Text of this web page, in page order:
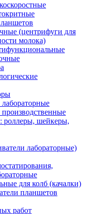
(центрифуги для
молока)
роллеры, шейкеры,
лабораторные)
для колб (качалки)
планшетов
работ